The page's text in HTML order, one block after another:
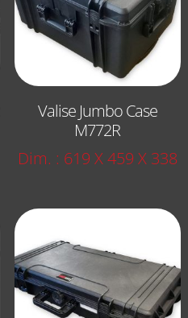
Valise Jumbo Case
M772R
Dim. : 619 X 459 X 338